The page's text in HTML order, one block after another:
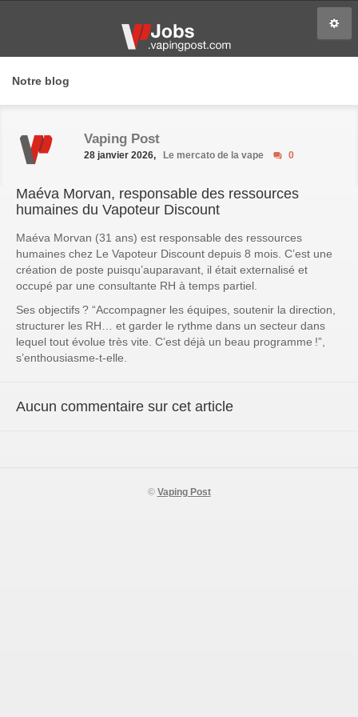
Notre blog
Vaping Post
28 janvier 2026, Le mercato de la vape 0
Maéva Morvan, responsable des ressources
humaines du Vapoteur Discount
Maéva Morvan (31 ans) est responsable des ressources
humaines chez Le Vapoteur Discount depuis 8 mois. C’est une
création de poste puisqu’auparavant, il était externalisé et
occupé par une consultante RH à temps partiel.
Ses objectifs ? “Accompagner les équipes, soutenir la direction,
structurer les RH… et garder le rythme dans un secteur dans
lequel tout évolue très vite. C’est déjà un beau programme !”
s’enthousiasme-t-elle.
Aucun commentaire sur cet article
© Vaping Post